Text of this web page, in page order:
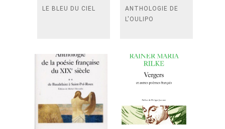
LE BLEU DU CIEL
ANTHOLOGIE DE
L'OULIPO